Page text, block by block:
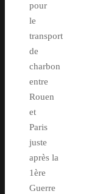
pour
le
transport
de
charbon
entre
Rouen
et
Paris
juste
après la
1ère
Guerre